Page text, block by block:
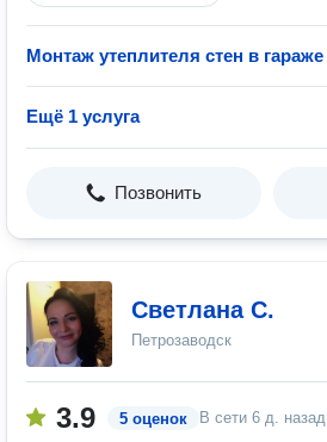
Монтаж утеплителя стен в гараже
Ещё 1 услуга
Позвонить
Светлана С.
Петрозаводск
3.9 5 оценок В сети 6 д. назад